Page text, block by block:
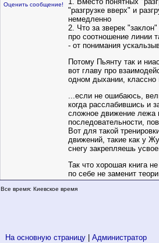
Оценить сообщение!
"разгрузке вверх" и
немедленно
2. Что за зверек
про соотношение линии
- от понимания
Потому Пьянту так и
вот главу про
одном дыхании, классно
...если не ошибаюсь,
когда расслабившись и
сложное движение лежа
последовательности,
Вот для такой
движений, такие как у
снегу закрепляешь
Так что хорошая книга
по себе не заменит
Все время: Киевское время
На основную страницу Администратор